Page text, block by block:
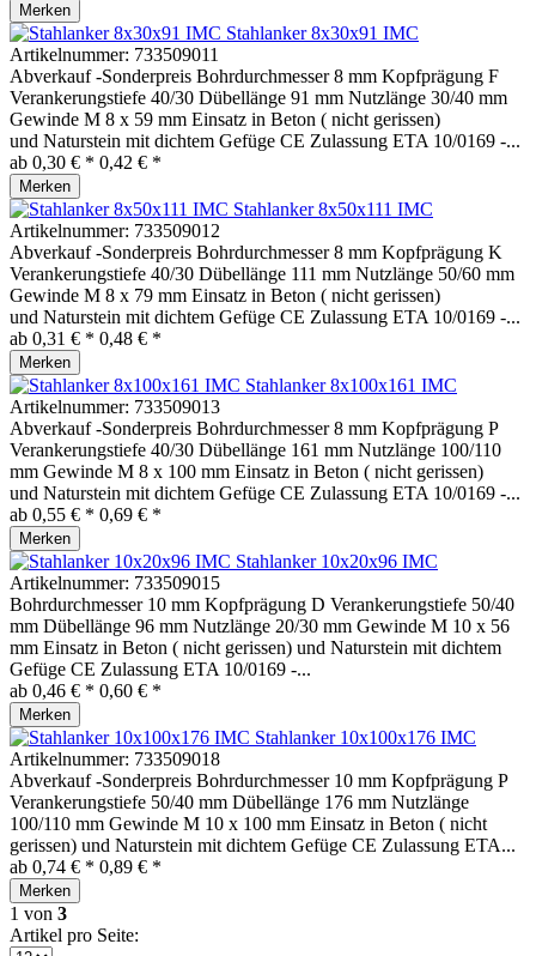
Merken
Stahlanker 8x30x91 IMC
Artikelnummer: 733509011
Abverkauf -Sonderpreis Bohrdurchmesser 8 mm Kopfprägung F
Verankerungstiefe 40/30 Dübellänge 91 mm Nutzlänge 30/40 mm
Gewinde M 8 x 59 mm Einsatz in Beton ( nicht gerissen)
und Naturstein mit dichtem Gefüge CE Zulassung ETA 10/0169 -...
ab 0,30 € * 0,42 € *
Merken
Stahlanker 8x50x111 IMC
Artikelnummer: 733509012
Abverkauf -Sonderpreis Bohrdurchmesser 8 mm Kopfprägung K
Verankerungstiefe 40/30 Dübellänge 111 mm Nutzlänge 50/60 mm
Gewinde M 8 x 79 mm Einsatz in Beton ( nicht gerissen)
und Naturstein mit dichtem Gefüge CE Zulassung ETA 10/0169 -...
ab 0,31 € * 0,48 € *
Merken
Stahlanker 8x100x161 IMC
Artikelnummer: 733509013
Abverkauf -Sonderpreis Bohrdurchmesser 8 mm Kopfprägung P
Verankerungstiefe 40/30 Dübellänge 161 mm Nutzlänge 100/110
mm Gewinde M 8 x 100 mm Einsatz in Beton ( nicht gerissen)
und Naturstein mit dichtem Gefüge CE Zulassung ETA 10/0169 -...
ab 0,55 € * 0,69 € *
Merken
Stahlanker 10x20x96 IMC
Artikelnummer: 733509015
Bohrdurchmesser 10 mm Kopfprägung D Verankerungstiefe 50/40
mm Dübellänge 96 mm Nutzlänge 20/30 mm Gewinde M 10 x 56
mm Einsatz in Beton ( nicht gerissen) und Naturstein mit dichtem
Gefüge CE Zulassung ETA 10/0169 -...
ab 0,46 € * 0,60 € *
Merken
Stahlanker 10x100x176 IMC
Artikelnummer: 733509018
Abverkauf -Sonderpreis Bohrdurchmesser 10 mm Kopfprägung P
Verankerungstiefe 50/40 mm Dübellänge 176 mm Nutzlänge
100/110 mm Gewinde M 10 x 100 mm Einsatz in Beton ( nicht
gerissen) und Naturstein mit dichtem Gefüge CE Zulassung ETA...
ab 0,74 € * 0,89 € *
Merken
1 von 3
Artikel pro Seite: